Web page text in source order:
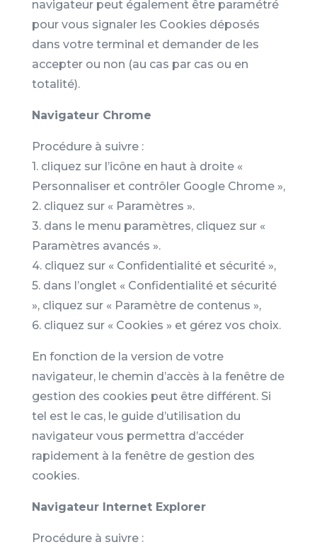
navigateur peut également être paramétré
pour vous signaler les Cookies déposés
dans votre terminal et demander de les
accepter ou non (au cas par cas ou en
totalité).
Navigateur Chrome
Procédure à suivre :
1. cliquez sur l’icône en haut à droite «
Personnaliser et contrôler Google Chrome »,
2. cliquez sur « Paramètres ».
3. dans le menu paramètres, cliquez sur «
Paramètres avancés ».
4. cliquez sur « Confidentialité et sécurité »,
5. dans l’onglet « Confidentialité et sécurité
», cliquez sur « Paramètre de contenus »,
6. cliquez sur « Cookies » et gérez vos choix.
En fonction de la version de votre
navigateur, le chemin d’accès à la fenêtre de
gestion des cookies peut être différent. Si
tel est le cas, le guide d’utilisation du
navigateur vous permettra d’accéder
rapidement à la fenêtre de gestion des
cookies.
Navigateur Internet Explorer
Procédure à suivre :